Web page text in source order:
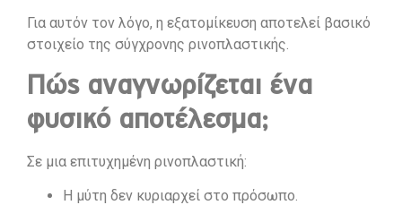
Για αυτόν τον λόγο, η εξατομίκευση αποτελεί βασικό
στοιχείο της σύγχρονης ρινοπλαστικής.
Πώς αναγνωρίζεται ένα
φυσικό αποτέλεσμα;
Σε μια επιτυχημένη ρινοπλαστική:
Η μύτη δεν κυριαρχεί στο πρόσωπο.